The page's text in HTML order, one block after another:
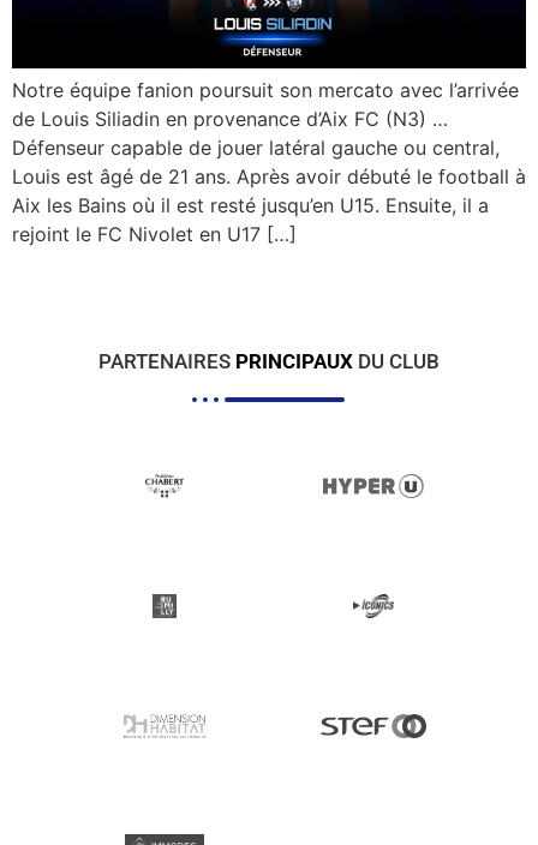
Notre équipe fanion poursuit son mercato avec l’arrivée
de Louis Siliadin en provenance d’Aix FC (N3) …
Défenseur capable de jouer latéral gauche ou central,
Louis est âgé de 21 ans. Après avoir débuté le football à
Aix les Bains où il est resté jusqu’en U15. Ensuite, il a
rejoint le FC Nivolet en U17 […]
PARTENAIRES PRINCIPAUX DU CLUB